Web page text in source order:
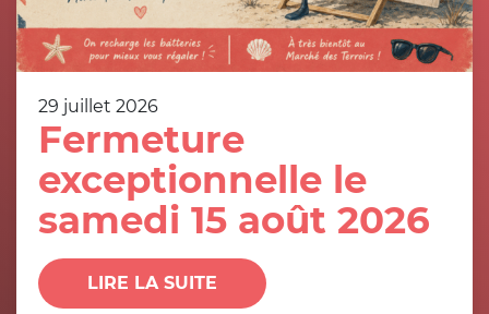
29 juillet 2026
Fermeture
exceptionnelle le
samedi 15 août 2026
LIRE LA SUITE